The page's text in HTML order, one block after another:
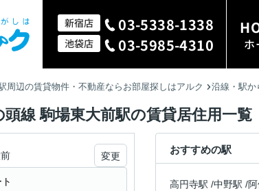
新宿店 03-5338-1338
池袋店 03-5985-4310 ホ
周辺の賃貸物件・不動産ならお部屋探しはアルク 沿線・駅か
頭線 駒場東大前駅の賃貸居住用一覧
おすすめの駅
高円寺駅 /中野駅 /
変更